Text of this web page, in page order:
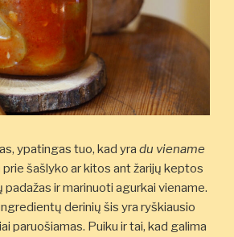
ypatingas tuo, kad yra du viename
šašlyko ar kitos ant žarijų keptos
ir marinuoti agurkai viename.
derinių šis yra ryškiausio
paruošiamas. Puiku ir tai, kad galima